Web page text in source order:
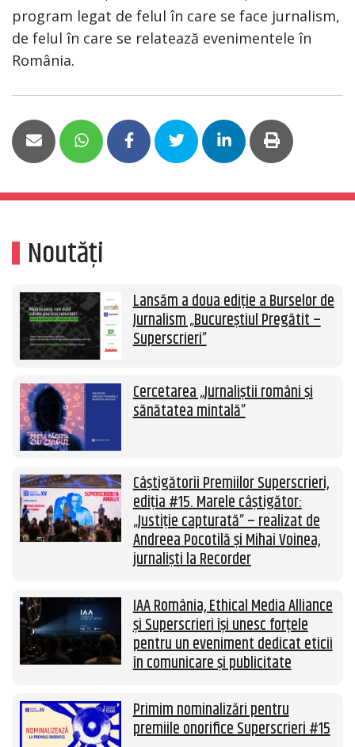
program legat de felul în care se face jurnalism,
de felul în care se relatează evenimentele în
România.
Noutăți
Lansăm a doua ediție a Burselor de
Jurnalism „Bucureștiul Pregătit –
Superscrieri”
Cercetarea „Jurnaliștii români și
sănătatea mintală”
Câștigătorii Premiilor Superscrieri,
ediția #15. Marele câștigător:
„Justiție capturată” – realizat de
Andreea Pocotilă și Mihai Voinea,
jurnaliști la Recorder
IAA România, Ethical Media Alliance
și Superscrieri își unesc forțele
pentru un eveniment dedicat eticii
în comunicare și publicitate
Primim nominalizări pentru
premiile onorifice Superscrieri #15